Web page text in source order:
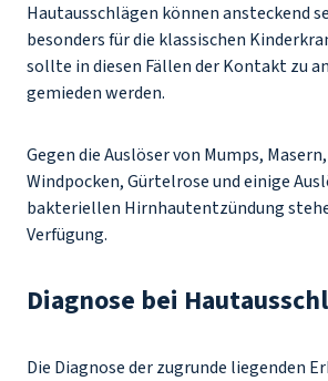
Hautausschlägen können ansteckend
besonders für die klassischen
sollte in diesen Fällen der Kontakt zu
gemieden werden.
Gegen die Auslöser von Mumps,
Windpocken, Gürtelrose und einige
bakteriellen Hirnhautentzündung
Verfügung.
Diagnose bei
Die Diagnose der zugrunde liegenden